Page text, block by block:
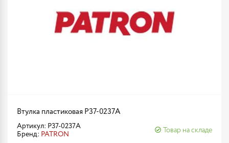
Втулка пластиковая P37-0237A
Артикул: P37-0237A
Бренд: PATRON
Товар на складе